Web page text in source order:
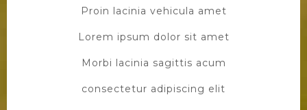
Proin lacinia vehicula amet
Lorem ipsum dolor sit amet
Morbi lacinia sagittis acum
consectetur adipiscing elit